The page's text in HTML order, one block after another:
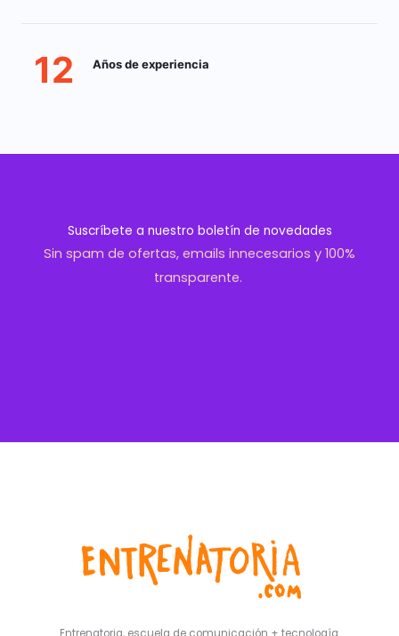
12 Años de experiencia
Suscríbete a nuestro boletín de novedades
Sin spam de ofertas, emails innecesarios y 100%
transparente.